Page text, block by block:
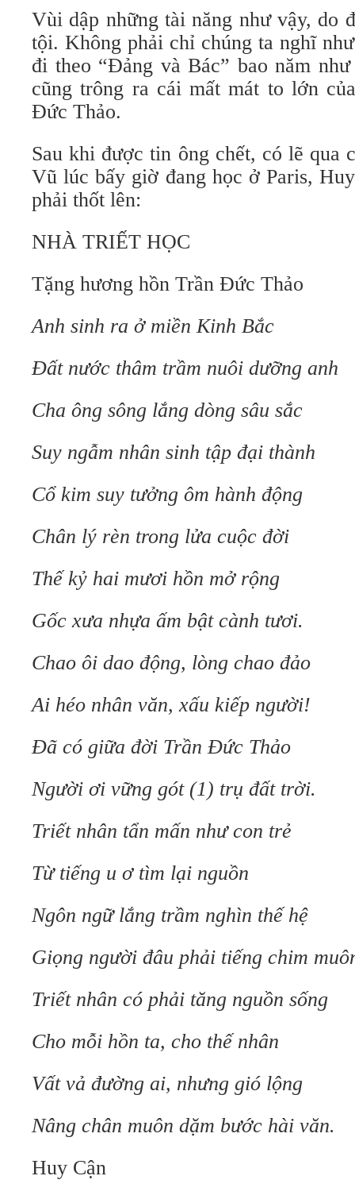
Vùi dập những tài năng như vậy, do
tội. Không phải chỉ chúng ta nghĩ
đi theo “Đảng và Bác” bao năm
cũng trông ra cái mất mát to lớn
Đức Thảo.
Sau khi được tin ông chết, có lẽ qua
Vũ lúc bấy giờ đang học ở Paris,
phải thốt lên:
NHÀ TRIẾT HỌC
Tặng hương hồn Trần Đức Thảo
Anh sinh ra ở miền Kinh Bắc
Đất nước thâm trầm nuôi dưỡng anh
Cha ông sông lắng dòng sâu sắc
Suy ngẫm nhân sinh tập đại thành
Cổ kim suy tưởng ôm hành động
Chân lý rèn trong lửa cuộc đời
Thế kỷ hai mươi hồn mở rộng
Gốc xưa nhựa ấm bật cành tươi.
Chao ôi dao động, lòng chao đảo
Ai héo nhân văn, xấu kiếp người!
Đã có giữa đời Trần Đức Thảo
Người ơi vững gót (1) trụ đất trời.
Triết nhân tẩn mấn như con trẻ
Từ tiếng u ơ tìm lại nguồn
Ngôn ngữ lắng trầm nghìn thế hệ
Giọng người đâu phải tiếng chim
Triết nhân có phải tăng nguồn sống
Cho mỗi hồn ta, cho thế nhân
Vất vả đường ai, nhưng gió lộng
Nâng chân muôn dặm bước hài văn.
Huy Cận